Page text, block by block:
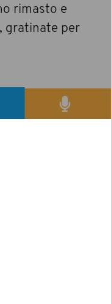
rimasto e
gratinate per